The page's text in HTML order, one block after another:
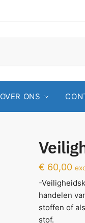
OVER ONS
€ 60,00
-
handelen
stoffen of
stof.